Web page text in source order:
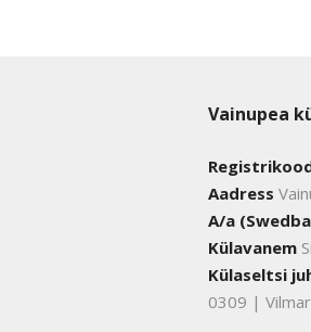
Vainupea
Aadress
A/a
Külavanem
Külaseltsi
0309 |